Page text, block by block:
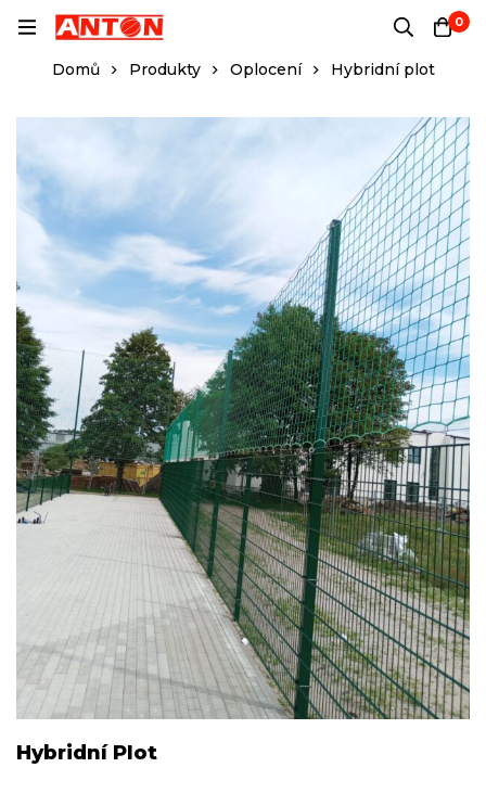
0
Domů Produkty Oplocení Hybridní plot
Hybridní Plot